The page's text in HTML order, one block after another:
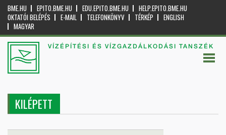
BME.HU EPITO.BME.HU EDU.EPITO.BME.HU
HELP.EPITO.BME.HU
OKTATÓI BELÉPÉS
E-MAIL TELEFONKÖNYV TÉRKÉP
ENGLISH
MAGYAR
VÍZÉPÍTÉSI ÉS VÍZGAZDÁLKODÁSI TANSZÉK
KILÉPETT